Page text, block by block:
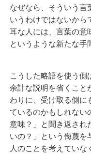
なぜなら、そういう言
いうわけではないから
耳な人には、言葉の意
というような新たな手
こうした略語を使う側
余計な説明を省くこと
わりに、受け取る側に
ているのかもしれない
意味？」と聞き返され
いの？」という侮蔑を
人のことを考えてい